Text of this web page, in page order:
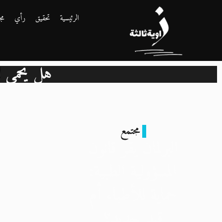
الرئيسية تحقيق رأي
هل يحمي
مجتمع
البرلمان يُقر قانون